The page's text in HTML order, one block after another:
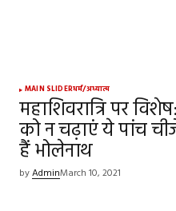
MAIN SLIDERधर्म/अध्यात्म
महाशिवरात्रि पर
को न चढ़ाएं ये पांच
हैं भोलेनाथ
byAdminMarch 10, 2021